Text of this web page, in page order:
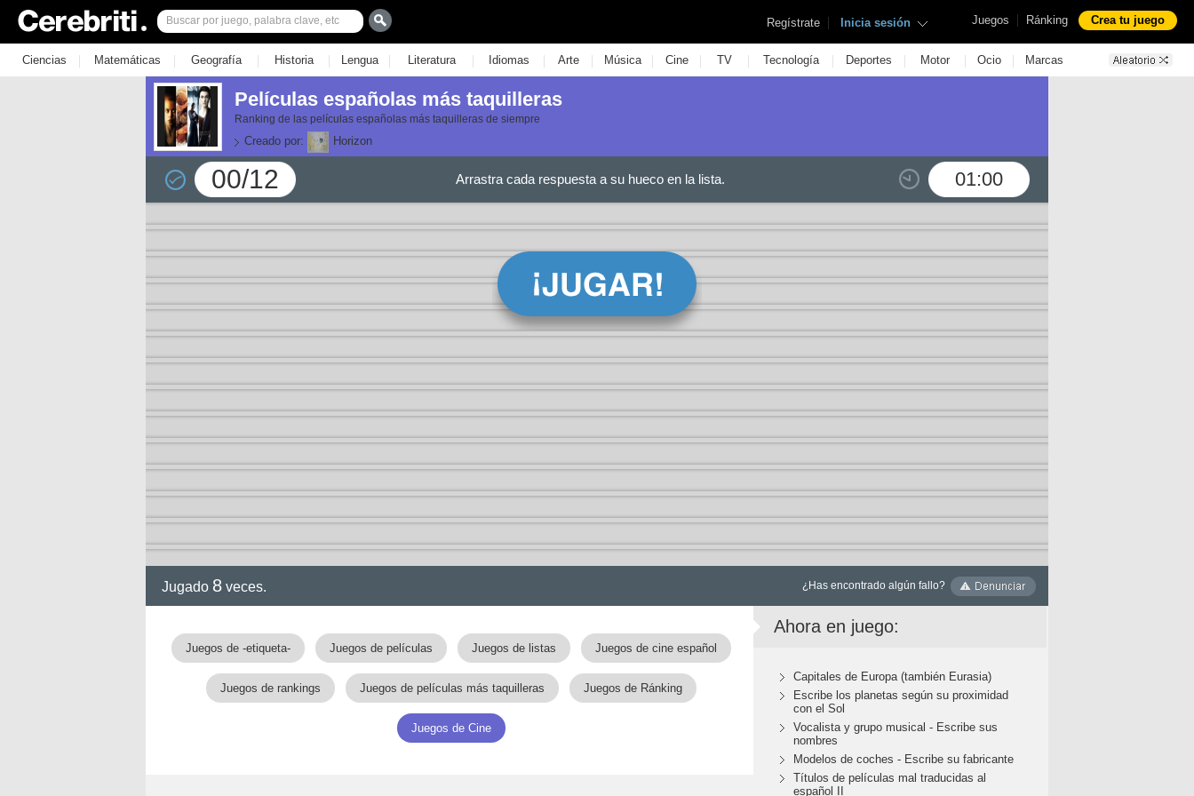
Juegos | Ránking Crea tu juego
Regístrate | Inicia sesión
Ciencias | Matemáticas | Geografía | Historia | Lengua | Literatura | Idiomas | Arte | Música | Cine | TV | Tecnología | Deportes | Motor | Ocio | Marcas
Películas españolas más taquilleras
Ranking de las películas españolas más taquilleras de siempre
Creado por: Horizon
00/12 01:00
Arrastra cada respuesta a su hueco en la lista.
Jugado 8 veces. ¿Has encontrado algún fallo?
Juegos de -etiqueta- Juegos de películas Juegos de listas Juegos de cine español
Juegos de rankings Juegos de películas más taquilleras Juegos de Ránking
Juegos de Cine
Ahora en juego:
Capitales de Europa (también Eurasia)
Escribe los planetas según su proximidad
con el Sol
Vocalista y grupo musical - Escribe sus
nombres
Modelos de coches - Escribe su fabricante
Títulos de películas mal traducidas al
español II